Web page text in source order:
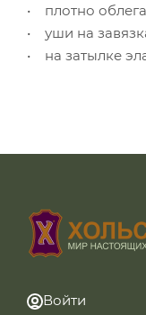
• плотно
• уши на
• на затылке
Войти